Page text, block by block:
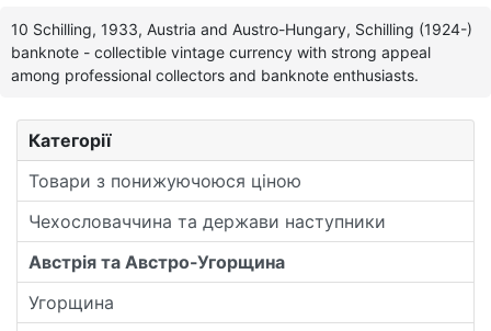
Категорії
Товари з понижуючоюся ціною
Чехословаччина та держави наступники
Австрія та Австро-Угорщина
Угорщина
10 Schilling, 1933, Austria and Austro-Hungary, Schilling (1924-)
banknote - collectible vintage currency with strong appeal
among professional collectors and banknote enthusiasts.